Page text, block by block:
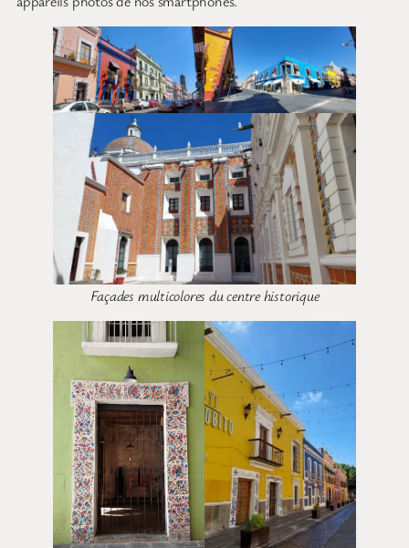
Façades multicolores du centre historique